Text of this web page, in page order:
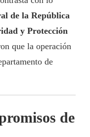
de la República
y Protección
que la operación
de
de